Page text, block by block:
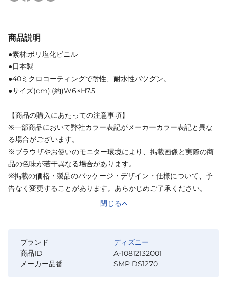
商品説明
●素材:ポリ塩化ビニル
●日本製
●40ミクロコーティングで耐性、耐水性バツグン。
●サイズ(cm):(約)W6×H7.5
【商品の購入にあたっての注意事項】
※一部商品において弊社カラー表記がメーカーカラー表記と異な
る場合がございます。
※ブラウザやお使いのモニター環境により、掲載画像と実際の商
品の色味が若干異なる場合があります。
※掲載の価格・製品のパッケージ・デザイン・仕様について、予
告なく変更することがあります。あらかじめご了承ください。
閉じる
ブランド
ディズニー
商品ID
A-10812132001
メーカー品番
SMP DS1270